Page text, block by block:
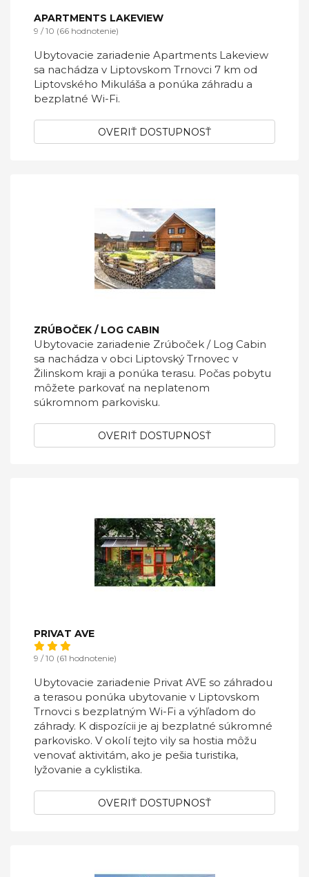
APARTMENTS LAKEVIEW
9 / 10 (66 hodnotenie)
Ubytovacie zariadenie Apartments Lakeview
sa nachádza v Liptovskom Trnovci 7 km od
Liptovského Mikuláša a ponúka záhradu a
bezplatné Wi-Fi.
OVERIŤ DOSTUPNOSŤ
ZRÚBOČEK / LOG CABIN
Ubytovacie zariadenie Zrúboček / Log Cabin
sa nachádza v obci Liptovský Trnovec v
Žilinskom kraji a ponúka terasu. Počas pobytu
môžete parkovať na neplatenom
súkromnom parkovisku.
OVERIŤ DOSTUPNOSŤ
PRIVAT AVE
9 / 10 (61 hodnotenie)
Ubytovacie zariadenie Privat AVE so záhradou
a terasou ponúka ubytovanie v Liptovskom
Trnovci s bezplatným Wi-Fi a výhľadom do
záhrady. K dispozícii je aj bezplatné súkromné
parkovisko. V okolí tejto vily sa hostia môžu
venovať aktivitám, ako je pešia turistika,
lyžovanie a cyklistika.
OVERIŤ DOSTUPNOSŤ